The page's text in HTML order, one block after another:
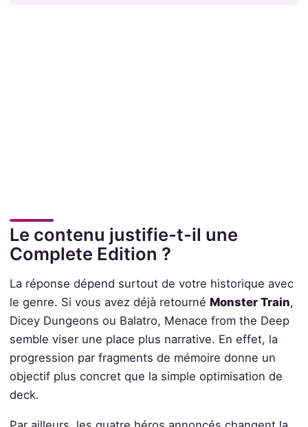
Le contenu justifie-t-il une
Complete Edition ?
La réponse dépend surtout de votre historique avec
le genre. Si vous avez déjà retourné Monster Train,
Dicey Dungeons ou Balatro, Menace from the Deep
semble viser une place plus narrative. En effet, la
progression par fragments de mémoire donne un
objectif plus concret que la simple optimisation de
deck.